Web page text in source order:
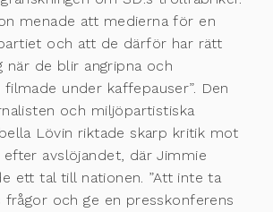
menade att medierna för en
och att de därför har rätt
när de blir angripna och
filmade under kaffepauser”. Den
och miljöpartistiska
Lövin riktade skarp kritik mot
efter avslöjandet, där Jimmie
ett tal till nationen. ”Att inte ta
frågor och ge en presskonferens